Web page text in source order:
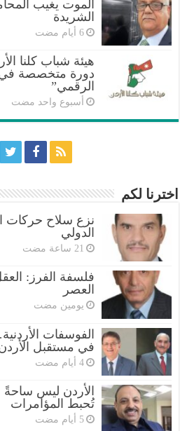
الموت يغيب
الشريدة
‏6 أيام مضت
هيئة شباب كلنا
دورة متخصصة في
الرقمي”
‏أسبوع واحد مضت
اخترنا لكم
نزع سلاح حركات
الدولي
فلسفة الفرز:
العصر
‏يومين مضت
الفوسفات
في مستقبل
‏4 أيام مضت
الأردن ليس
تُحبط المؤامرات
‏5 أيام مضت